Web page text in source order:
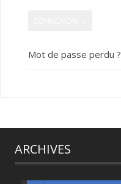
Mot de passe perdu ?
ARCHIVES